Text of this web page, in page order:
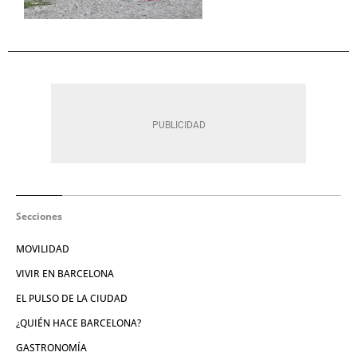
Secciones
MOVILIDAD
VIVIR EN BARCELONA
EL PULSO DE LA CIUDAD
¿QUIÉN HACE BARCELONA?
GASTRONOMÍA